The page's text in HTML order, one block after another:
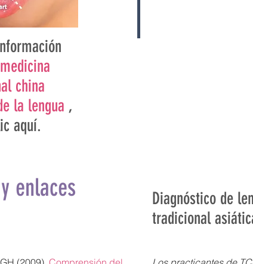
medicina
china
la lengua ,
aquí.
enlaces
Diagnóstico de
tradicional